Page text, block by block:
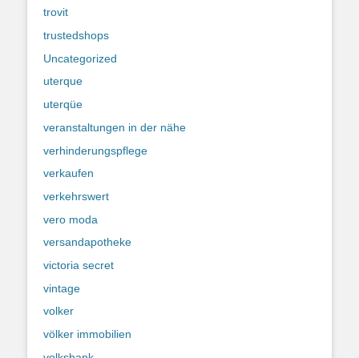
trovit
trustedshops
Uncategorized
uterque
uterqüe
veranstaltungen in der nähe
verhinderungspflege
verkaufen
verkehrswert
vero moda
versandapotheke
victoria secret
vintage
volker
völker immobilien